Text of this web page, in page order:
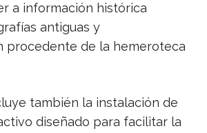
a información histórica
antiguas y
procedente de la hemeroteca
también la instalación de
diseñado para facilitar la